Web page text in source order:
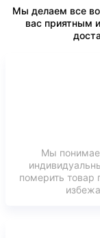
Мы делаем все
вас приятным
Мы
померить товар